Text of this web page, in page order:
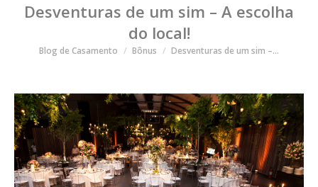
Desventuras de um sim – A escolha
do local!
Você está aqui
Blog de Casamento Bônus Desventuras de um sim –…